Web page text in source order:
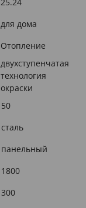
25.24
для дома
Отопление
двухступенчатая
технология
окраски
50
сталь
панельный
1800
300